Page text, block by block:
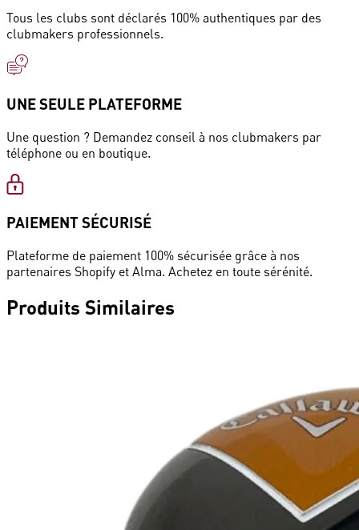
Tous les clubs sont déclarés 100% authentiques par des
clubmakers professionnels.
UNE SEULE PLATEFORME
Une question ? Demandez conseil à nos clubmakers par
téléphone ou en boutique.
PAIEMENT SÉCURISÉ
Plateforme de paiement 100% sécurisée grâce à nos
partenaires Shopify et Alma. Achetez en toute sérénité.
Produits Similaires